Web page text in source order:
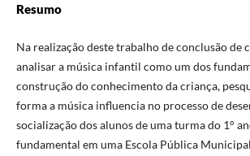
Resumo
Na realização deste trabalho de conclusão de
analisar a música infantil como um dos
construção do conhecimento da criança,
forma a música influencia no processo de
socialização dos alunos de uma turma do 1°
fundamental em uma Escola Pública